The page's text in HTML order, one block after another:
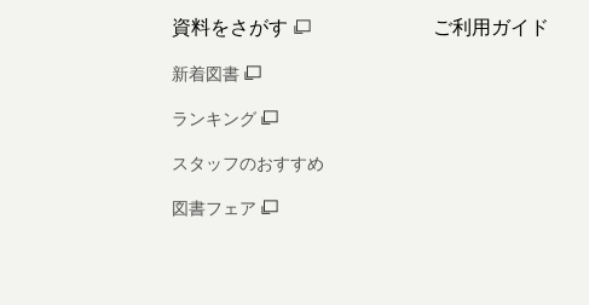
資料をさがす
新着図書
ランキング
スタッフのおすすめ
図書フェア
ご利用ガイド